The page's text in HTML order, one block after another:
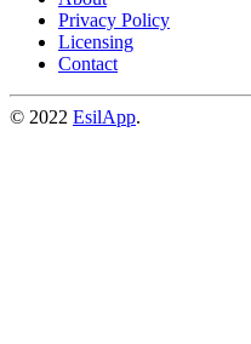
Privacy Policy
Licensing
Contact
© 2022 EsilApp.